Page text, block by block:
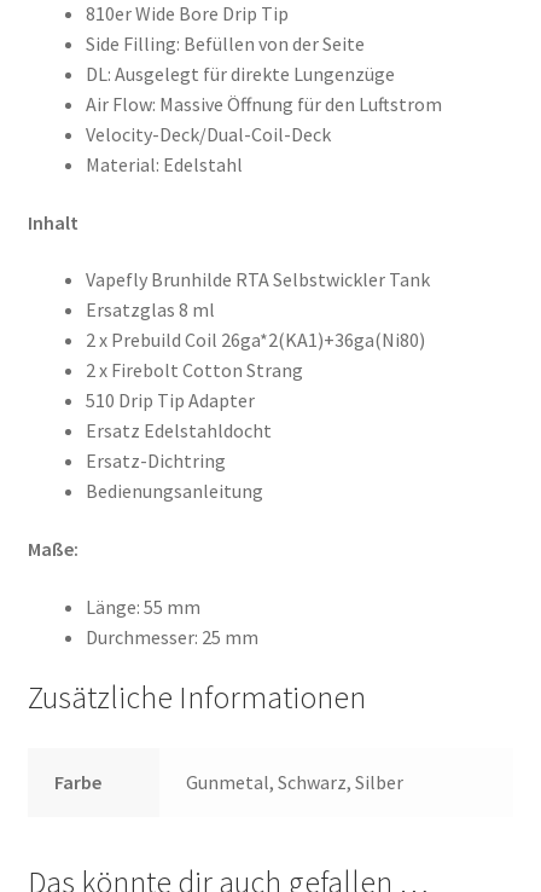
810er Wide Bore Drip Tip
Side Filling: Befüllen von der Seite
DL: Ausgelegt für direkte Lungenzüge
Air Flow: Massive Öffnung für den Luftstrom
Velocity-Deck/Dual-Coil-Deck
Material: Edelstahl
Inhalt
Vapefly Brunhilde RTA Selbstwickler Tank
Ersatzglas 8 ml
2 x Prebuild Coil 26ga*2(KA1)+36ga(Ni80)
2 x Firebolt Cotton Strang
510 Drip Tip Adapter
Ersatz Edelstahldocht
Ersatz-Dichtring
Bedienungsanleitung
Maße:
Länge: 55 mm
Durchmesser: 25 mm
Zusätzliche Informationen
Farbe Gunmetal, Schwarz, Silber
Das könnte dir auch gefallen …